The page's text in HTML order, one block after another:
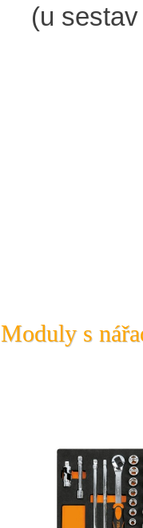
(u
Moduly s